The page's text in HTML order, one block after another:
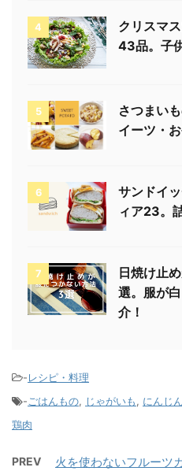
4
クリスマ
43品。子
5
さつまい
イーツ・
6
サンドイ
ィア23。
7
日焼け止
選。服が
介！
-レシピ・料理
- ごはんもの, じゃがいも, にんじん
鶏肉
PREV
火を使わないフルーツ